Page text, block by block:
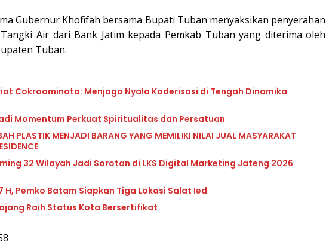
Gubernur Khofifah bersama Bupati Tuban menyaksikan penyerahan
Air dari Bank Jatim kepada Pemkab Tuban yang diterima oleh
Tuban.
Cokroaminoto: Menjaga Nyala Kaderisasi di Tengah Dinamika
Momentum Perkuat Spiritualitas dan Persatuan
PLASTIK MENJADI BARANG YANG MEMILIKI NILAI JUAL MASYARAKAT
32 Wilayah Jadi Sorotan di LKS Digital Marketing Jateng 2026
H, Pemko Batam Siapkan Tiga Lokasi Salat Ied
Raih Status Kota Bersertifikat